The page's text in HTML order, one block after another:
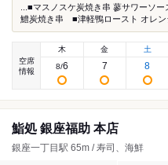
...■マスノスケ炭焼き串 蓼サワー
鱧炭焼き串 ■津軽鴨ロースト オレ
空席
情報
木
8/6
金
7
土
8
鮨処 銀座福助 本店
銀座一丁目駅 65m / 寿司、海鮮